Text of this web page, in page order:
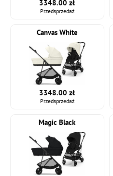
3348.00 zł
Przedsprzedaż
Canvas White
3348.00 zł
Przedsprzedaż
Magic Black